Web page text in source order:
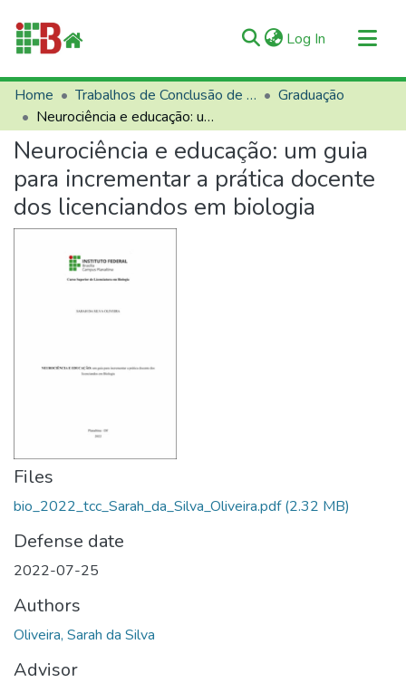
Log In (current)
Communities & Collections
All of RIIFB
Manuals and Terms
Statistics
About RIIFB
Contacts
Home Trabalhos de Conclusão de Curso (TCCs)
Graduação
Neurociência e educação: um guia para incrementar a prática docente dos licenciandos em biologia
Neurociência e educação: um guia
para incrementar a prática docente
dos licenciandos em biologia
Files
bio_2022_tcc_Sarah_da_Silva_Oliveira.pdf(2.32 MB)
Defense date
2022-07-25
Authors
Oliveira, Sarah da Silva
Advisor